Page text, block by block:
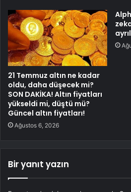
21 Temmuz altın ne kadar
oldu, daha düşecek mi?
SON DAKİKA! Altın fiyatları
yükseldi mi, düştü mü?
Güncel altın fiyatları!
Ağustos 6, 2026
Bir yanıt yazın